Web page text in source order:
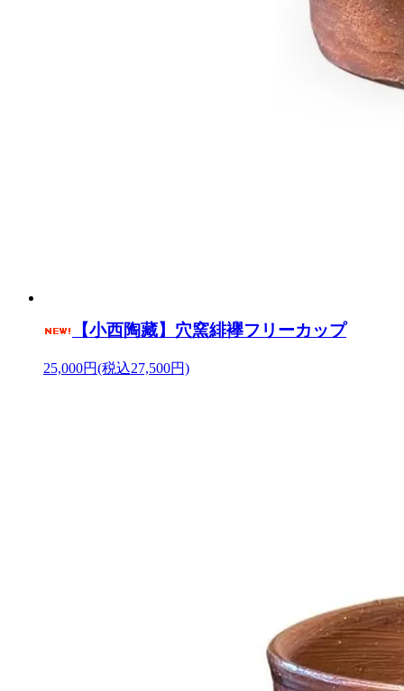
【小西陶藏】穴窯緋襷フリーカップ
25,000円(税込27,500円)